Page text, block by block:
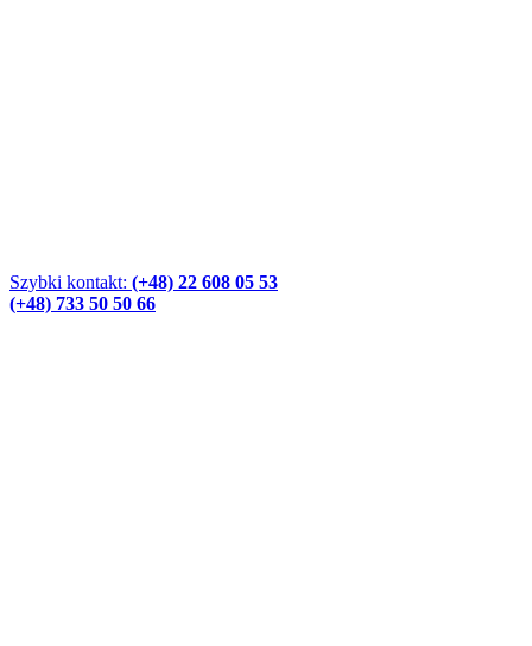
Szybki kontakt: (+48) 22 608 05 53
(+48) 733 50 50 66